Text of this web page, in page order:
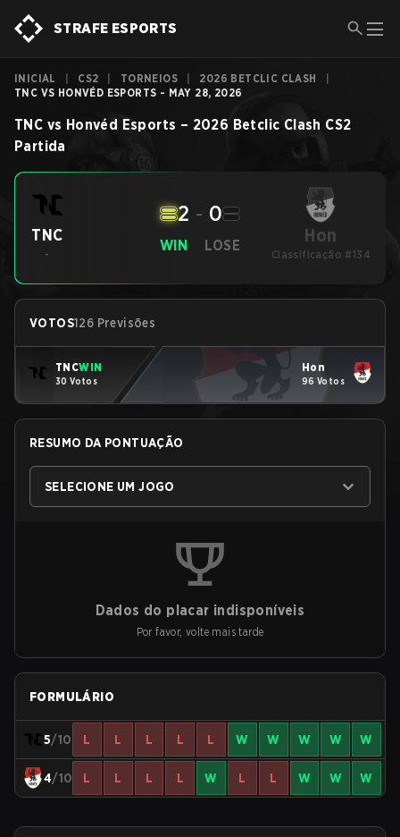
STRAFE ESPORTS
INICIAL CS2 TORNEIOS 2026 BETCLIC CLASH
TNC VS HONVÉD ESPORTS - MAY 28, 2026
TNC vs Honvéd Esports – 2026 Betclic Clash CS2
Partida
TNC
-
WIN
2 - 0
LOSE Hon
Classificação #134
VOTOS126 Previsões
TNCWIN
30 Votos
Hon
96 Votos
RESUMO DA PONTUAÇÃO
SELECIONE UM JOGO
Dados do placar indisponíveis
Por favor, volte mais tarde
FORMULÁRIO
5/10 L L L L L W W W W W
4/10 L L L L W L L W W W